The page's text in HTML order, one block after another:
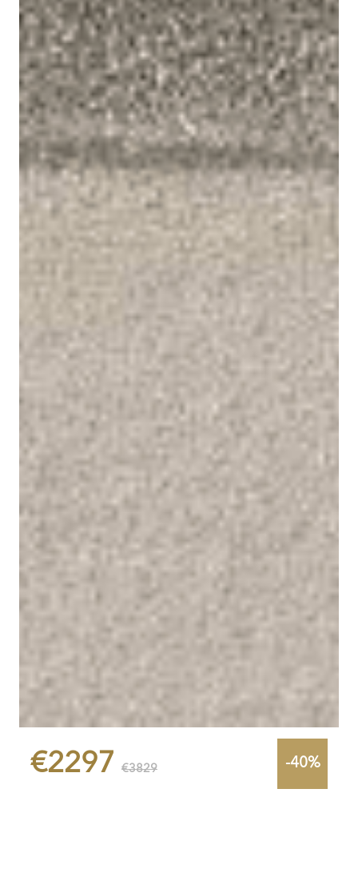
€2297 €3829 -40%